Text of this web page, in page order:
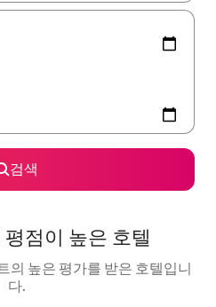
검색
점이 높은 호텔
의 높은 평가를 받은 호텔입니
다.